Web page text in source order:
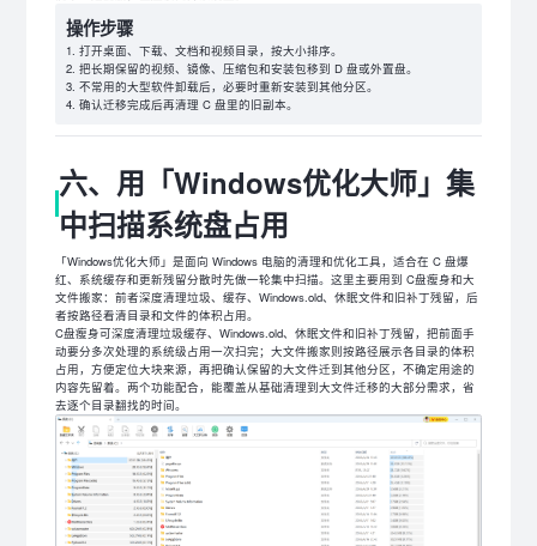
操作步骤
打开桌面、下载、文档和视频目录，按大小排序。
把长期保留的视频、镜像、压缩包和安装包移到 D 盘或外置盘。
不常用的大型软件卸载后，必要时重新安装到其他分区。
确认迁移完成后再清理 C 盘里的旧副本。
六、用「Windows优化大师」集
中扫描系统盘占用
「Windows优化大师」是面向 Windows 电脑的清理和优化工具，适合在 C 盘爆
红、系统缓存和更新残留分散时先做一轮集中扫描。这里主要用到 C盘瘦身和大
文件搬家：前者深度清理垃圾、缓存、Windows.old、休眠文件和旧补丁残留，后
者按路径看清目录和文件的体积占用。
C盘瘦身可深度清理垃圾缓存、Windows.old、休眠文件和旧补丁残留，把前面手
动要分多次处理的系统级占用一次扫完；大文件搬家则按路径展示各目录的体积
占用，方便定位大块来源，再把确认保留的大文件迁到其他分区，不确定用途的
内容先留着。两个功能配合，能覆盖从基础清理到大文件迁移的大部分需求，省
去逐个目录翻找的时间。